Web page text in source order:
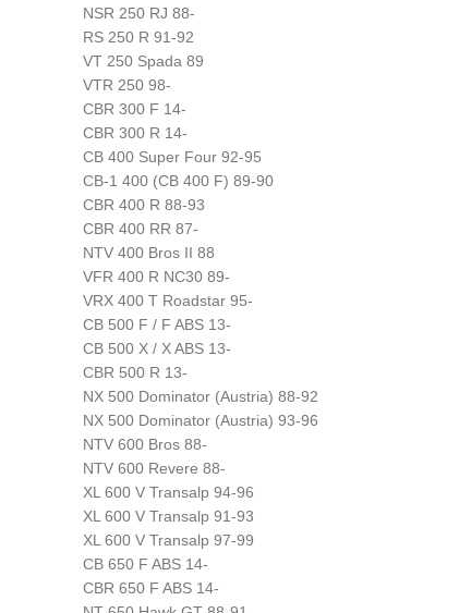
NSR 250 RJ 88-
RS 250 R 91-92
VT 250 Spada 89
VTR 250 98-
CBR 300 F 14-
CBR 300 R 14-
CB 400 Super Four 92-95
CB-1 400 (CB 400 F) 89-90
CBR 400 R 88-93
CBR 400 RR 87-
NTV 400 Bros II 88
VFR 400 R NC30 89-
VRX 400 T Roadstar 95-
CB 500 F / F ABS 13-
CB 500 X / X ABS 13-
CBR 500 R 13-
NX 500 Dominator (Austria) 88-92
NX 500 Dominator (Austria) 93-96
NTV 600 Bros 88-
NTV 600 Revere 88-
XL 600 V Transalp 94-96
XL 600 V Transalp 91-93
XL 600 V Transalp 97-99
CB 650 F ABS 14-
CBR 650 F ABS 14-